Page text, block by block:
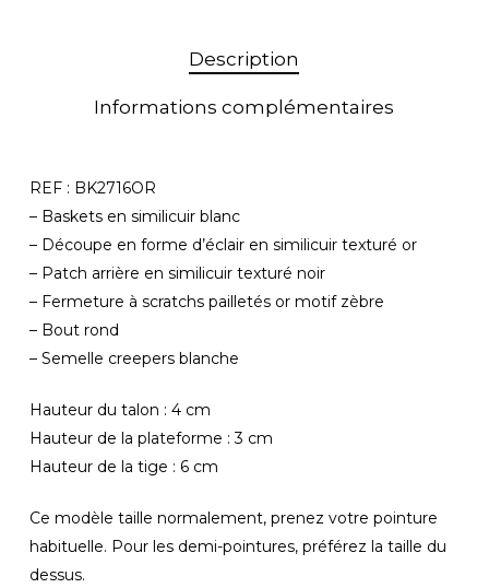
Votre panier est vide.
Description
Informations complémentaires
REF : BK2716OR
– Baskets en similicuir blanc
– Découpe en forme d’éclair en similicuir texturé or
– Patch arrière en similicuir texturé noir
– Fermeture à scratchs pailletés or motif zèbre
– Bout rond
– Semelle creepers blanche
Hauteur du talon : 4 cm
Hauteur de la plateforme : 3 cm
Hauteur de la tige : 6 cm
Ce modèle taille normalement, prenez votre pointure
habituelle. Pour les demi-pointures, préférez la taille du
dessus.